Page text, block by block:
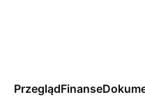
PrzeglądFinanse